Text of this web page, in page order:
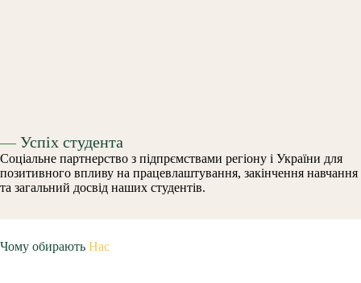
—Успіх студента
Соціальне партнерство з підпрємствами регіону і України для
позитивного впливу на працевлаштування, закінчення навчання
та загальний досвід наших студентів.
Чому обирають Нас